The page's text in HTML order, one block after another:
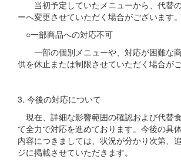
当初予定していたメニューから、代替の
ーへ変更させていただく場合がございます。
○一部商品への対応不可
一部の個別メニューや、対応が困難な
供を休止または制限させていただく場合がご
3. 今後の対応について
現在、詳細な影響範囲の確認および代替
て全力で対応を進めております。今後の具
内容につきましては、状況が分かり次第、
ジに掲載させていただきます。